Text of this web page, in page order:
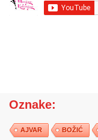
Oznake:
AJVAR BOŽIĆ